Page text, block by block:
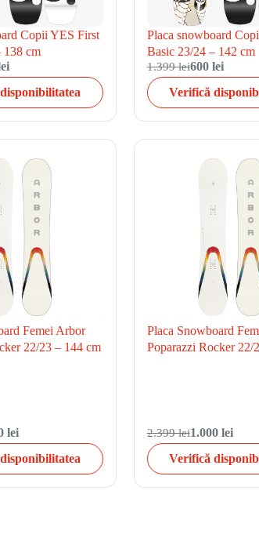
Copii YES First
138 cm
Placa snowboard
Basic 23/24 – 142 cm
1.399 lei600 lei
Verifică
Femei Arbor
22/23 – 144 cm
lei
Placa Snowboard
Poparazzi Rocker 22/
2.399 lei1.000 lei
Verifică